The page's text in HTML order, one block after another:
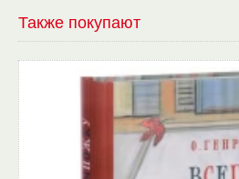
Также покупают